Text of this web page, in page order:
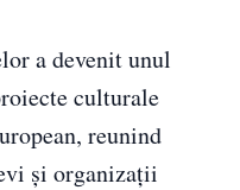
a devenit unul
culturale
reunind
și organizații